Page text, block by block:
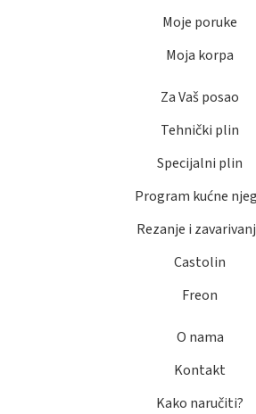
Moje poruke
Moja korpa
Za Vaš posao
Tehnički plin
Specijalni plin
Program kućne
Rezanje i
Castolin
Freon
O nama
Kontakt
Kako naručiti?